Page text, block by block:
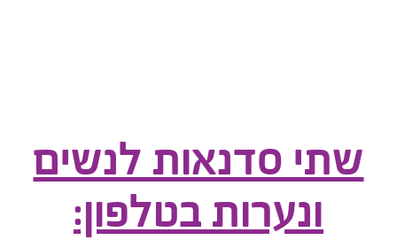
שתי סדנאות לנשים
ונערות בטלפון: